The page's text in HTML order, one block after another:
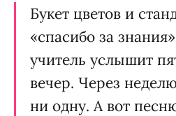
Букет цветов и
«спасибо за
учитель услышит
вечер. Через
ни одну. А вот